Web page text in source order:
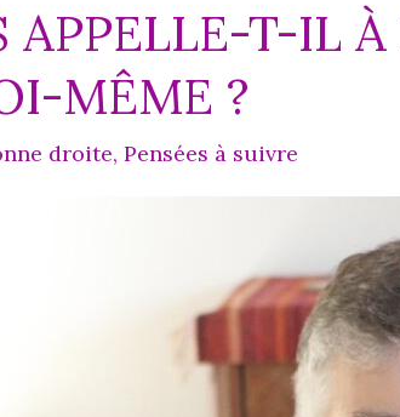
APPELLE-T-IL
MÊME ?
droite, Pensées à suivre